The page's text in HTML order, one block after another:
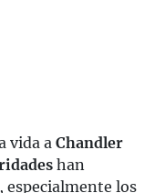
vida aChandler
han
especialmente los